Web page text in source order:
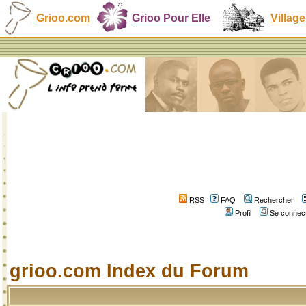
Grioo.com Grioo Pour Elle Village
RSS FAQ
Rechercher
Profil
Se
grioo.com Index du Forum